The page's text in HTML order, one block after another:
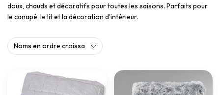
doux, chauds et décoratifs pour toutes les saisons. Parfaits pour
le canapé, le lit et la décoration d'intérieur.